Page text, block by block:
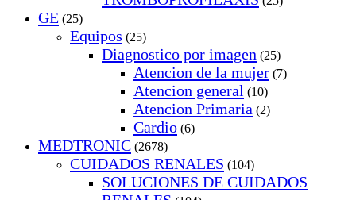
GE (25)
Equipos (25)
Diagnostico por imagen (25)
Atencion de la mujer (7)
Atencion general (10)
Atencion Primaria (2)
Cardio (6)
MEDTRONIC (2678)
CUIDADOS RENALES (104)
SOLUCIONES DE CUIDADOS